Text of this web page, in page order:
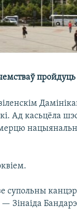
пройдуць
Ад касьцёла
супольны
— Зінаіда